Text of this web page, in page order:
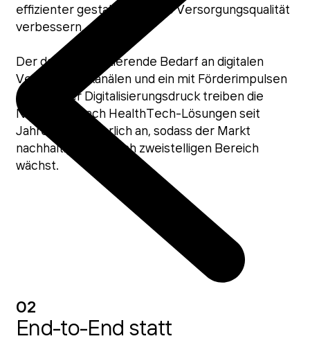
effizienter gestalten und die Versorgungsqualität
verbessern.
Der daraus resultierende Bedarf an digitalen
Versorgungskanälen und ein mit Förderimpulsen
unterlegter Digitalisierungsdruck treiben die
Nachfrage nach HealthTech-Lösungen seit
Jahren kontinuierlich an, sodass der Markt
nachhaltig im deutlich zweistelligen Bereich
wächst.
02
End-to-End statt